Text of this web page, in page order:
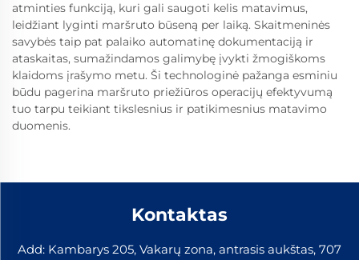
atminties funkciją, kuri gali saugoti kelis matavimus,
leidžiant lyginti maršruto būseną per laiką. Skaitmeninės
savybės taip pat palaiko automatinę dokumentaciją ir
ataskaitas, sumažindamos galimybę įvykti žmogiškoms
klaidoms įrašymo metu. Ši technologinė pažanga esminiu
būdu pagerina maršruto priežiūros operacijų efektyvumą
tuo tarpu teikiant tikslesnius ir patikimesnius matavimo
duomenis.
Kontaktas
Add: Kambarys 205, Vakarų zona, antrasis aukštas, 707